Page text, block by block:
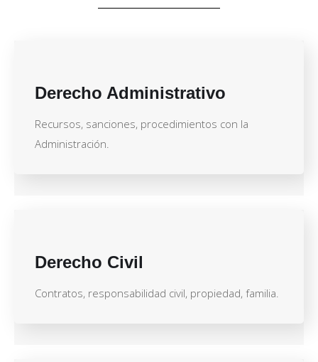
Derecho Administrativo
Recursos, sanciones, procedimientos con la
Administración.
Derecho Civil
Contratos, responsabilidad civil, propiedad, familia.